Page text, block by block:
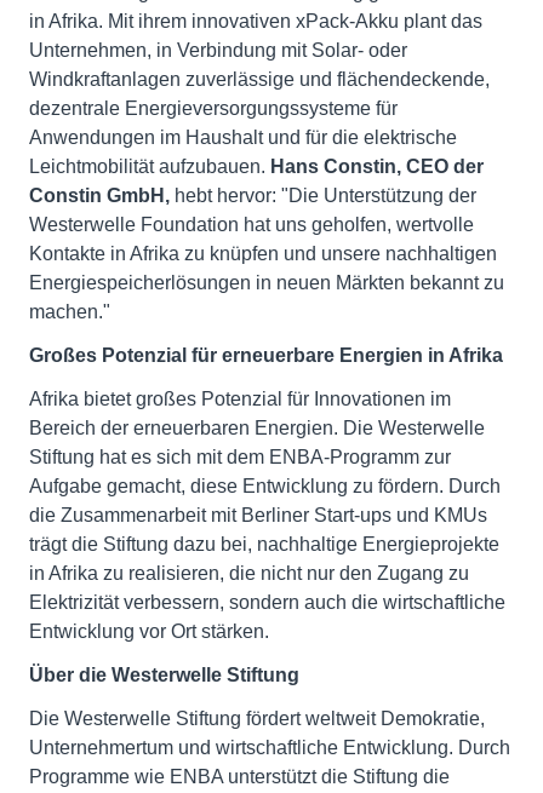
in Afrika. Mit ihrem innovativen xPack-Akku plant das
Unternehmen, in Verbindung mit Solar- oder
Windkraftanlagen zuverlässige und flächendeckende,
dezentrale Energieversorgungssysteme für
Anwendungen im Haushalt und für die elektrische
Leichtmobilität aufzubauen. Hans Constin, CEO der
Constin GmbH, hebt hervor: "Die Unterstützung der
Westerwelle Foundation hat uns geholfen, wertvolle
Kontakte in Afrika zu knüpfen und unsere nachhaltigen
Energiespeicherlösungen in neuen Märkten bekannt zu
machen."
Großes Potenzial für erneuerbare Energien in Afrika
Afrika bietet großes Potenzial für Innovationen im
Bereich der erneuerbaren Energien. Die Westerwelle
Stiftung hat es sich mit dem ENBA-Programm zur
Aufgabe gemacht, diese Entwicklung zu fördern. Durch
die Zusammenarbeit mit Berliner Start-ups und KMUs
trägt die Stiftung dazu bei, nachhaltige Energieprojekte
in Afrika zu realisieren, die nicht nur den Zugang zu
Elektrizität verbessern, sondern auch die wirtschaftliche
Entwicklung vor Ort stärken.
Über die Westerwelle Stiftung
Die Westerwelle Stiftung fördert weltweit Demokratie,
Unternehmertum und wirtschaftliche Entwicklung. Durch
Programme wie ENBA unterstützt die Stiftung die